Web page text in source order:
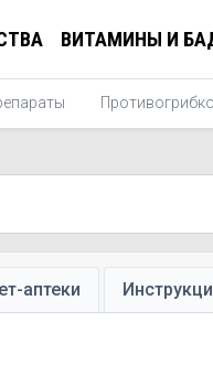
ВИТАМИНЫ И
аптеки